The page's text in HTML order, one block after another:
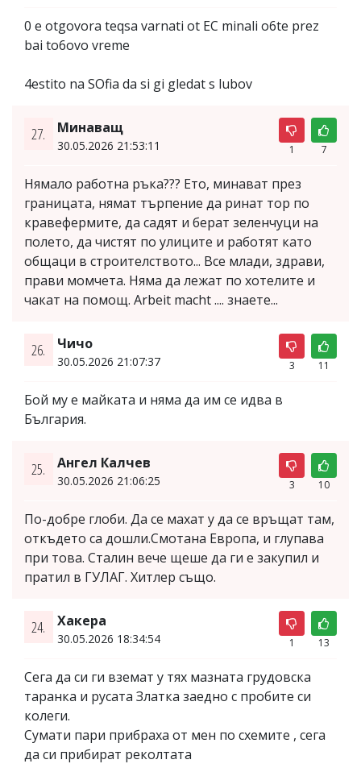
0 e otgovora teqsa varnati ot EC minali o6te prez
bai to6ovo vreme
4estito na SOfia da si gi gledat s lubov
27. Минаващ
30.05.2026 21:53:11 1 7
Нямало работна ръка??? Ето, минават през
границата, нямат търпение да ринат тор по
кравефермите, да садят и берат зеленчуци на
полето, да чистят по улиците и работят като
общаци в строителството... Все млади, здрави,
прави момчета. Няма да лежат по хотелите и
чакат на помощ. Arbeit macht .... знаете...
26. Чичо
30.05.2026 21:07:37 3 11
Бой му е майката и няма да им се идва в
България.
25. Ангел Калчев
30.05.2026 21:06:25 3 10
По-добре глоби. Да се махат у да се връщат там,
откъдето са дошли.Смотана Европа, и глупава
при това. Сталин вече щеше да ги е закупил и
пратил в ГУЛАГ. Хитлер също.
24. Хакера
30.05.2026 18:34:54 1 13
Сега да си ги вземат у тях мазната грудовска
таранка и русата Златка заедно с пробите си
колеги.
Сумати пари прибраха от мен по схемите , сега
да си прибират реколтата